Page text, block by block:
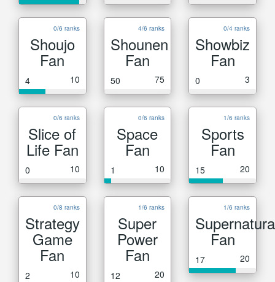
0/6 ranks
Shoujo
Fan
4 10
4/6 ranks
Shounen
Fan
50 75
0/4 ranks
Showbiz
Fan
0 3
0/6 ranks
Slice of
Life Fan
0 10
0/6 ranks
Space
Fan
1 10
1/6 ranks
Sports
Fan
15 20
0/8 ranks
Strategy
Game
Fan
2 10
1/6 ranks
Super
Power
Fan
12 20
1/6 ranks
Fan
17 20